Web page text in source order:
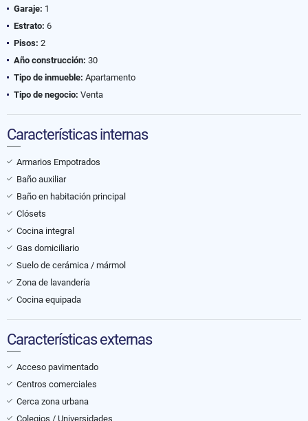
Garaje: 1
Estrato: 6
Pisos: 2
Año construcción: 30
Tipo de inmueble: Apartamento
Tipo de negocio: Venta
Características internas
Armarios Empotrados
Baño auxiliar
Baño en habitación principal
Clósets
Cocina integral
Gas domiciliario
Suelo de cerámica / mármol
Zona de lavandería
Cocina equipada
Características externas
Acceso pavimentado
Centros comerciales
Cerca zona urbana
Colegios / Universidades